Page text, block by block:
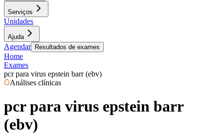
Serviços
Unidades
Ajuda
Agendar Resultados de exames
Home
Exames
pcr para virus epstein barr (ebv)
Análises clínicas
pcr para virus epstein barr
(ebv)